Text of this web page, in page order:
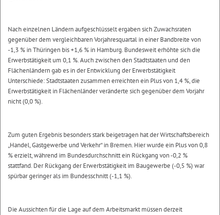
Nach einzelnen Ländern aufgeschlüsselt ergaben sich Zuwachsraten
gegenüber dem vergleichbaren Vorjahresquartal in einer Bandbreite von
-1,3 % in Thüringen bis +1,6 % in Hamburg. Bundesweit erhöhte sich die
Erwerbstätigkeit um 0,1 %. Auch zwischen den Stadtstaaten und den
Flächenländern gab es in der Entwicklung der Erwerbstätigkeit
Unterschiede: Stadtstaaten zusammen erreichten ein Plus von 1,4 %, die
Erwerbstätigkeit in Flächenländer veränderte sich gegenüber dem Vorjahr
nicht (0,0 %).
Zum guten Ergebnis besonders stark beigetragen hat der Wirtschaftsbereich
„Handel, Gastgewerbe und Verkehr“ in Bremen. Hier wurde ein Plus von 0,8
% erzielt, während im Bundesdurchschnitt ein Rückgang von -0,2 %
stattfand. Der Rückgang der Erwerbstätigkeit im Baugewerbe (-0,5 %) war
spürbar geringer als im Bundesschnitt (-1,1 %).
Die Aussichten für die Lage auf dem Arbeitsmarkt müssen derzeit